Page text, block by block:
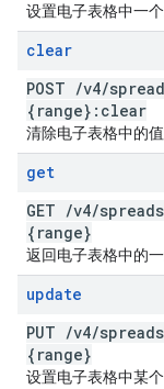
设置电子表格中一
clear
POST /v4/
{range}:clear
清除电子表格中的值
get
GET /v4/
{range}
返回电子表格中的一
update
PUT /v4/
{range}
设置电子表格中某个